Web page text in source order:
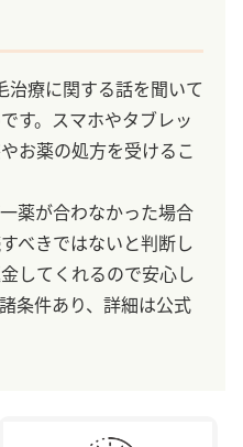
治療に関する話を聞いて
す。スマホやタブレッ
お薬の処方を受けるこ
薬が合わなかった場合
べきではないと判断し
してくれるので安心し
条件あり、詳細は公式